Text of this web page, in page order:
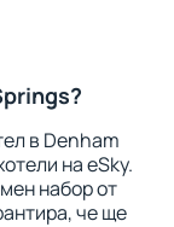
в Denham
на eSky.
набор от
че ще